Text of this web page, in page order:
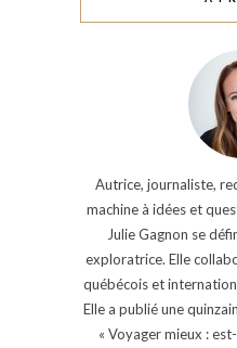
Autrice, journaliste,
machine à idées et
Julie Gagnon se
exploratrice. Elle
québécois et
Elle a publié une
« Voyager mieux :